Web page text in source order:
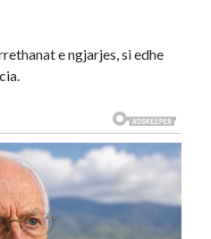
e ngjarjes, si edhe